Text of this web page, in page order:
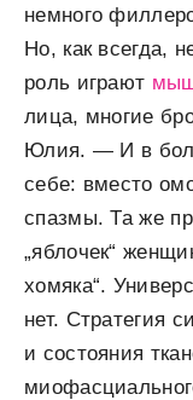
немного
Но, как всегда,
роль играют
лица, многие
Юлия. — И в
себе: вместо
спазмы. Та же
„яблочек“
хомяка“.
нет. Стратегия
и состояния